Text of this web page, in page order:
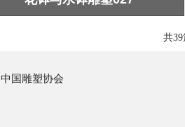
共39
中国雕塑协会